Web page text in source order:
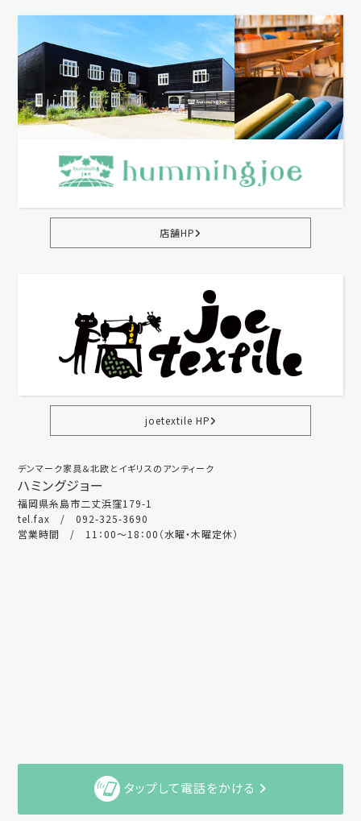
店舗HP
joetextile HP
デンマーク家具＆北欧とイギリスのアンティーク
ハミングジョー
福岡県糸島市二丈浜窪179-1
tel.fax / 092-325-3690
営業時間 / 11：00～18：00（水曜・木曜定休）
タップして電話をかける